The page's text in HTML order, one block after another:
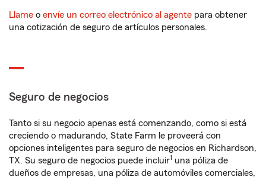
Llame o envíe un correo electrónico al agente para obtener
una cotización de seguro de artículos personales.
Seguro de negocios
Tanto si su negocio apenas está comenzando, como si está
creciendo o madurando, State Farm le proveerá con
opciones inteligentes para seguro de negocios en Richardson,
TX. Su seguro de negocios puede incluir1 una póliza de
dueños de empresas, una póliza de automóviles comerciales,